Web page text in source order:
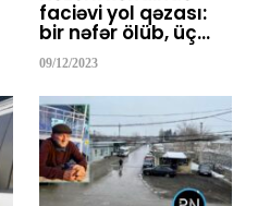
faciəvi yol qəzası:
bir nəfər ölüb, üç…
09/12/2023